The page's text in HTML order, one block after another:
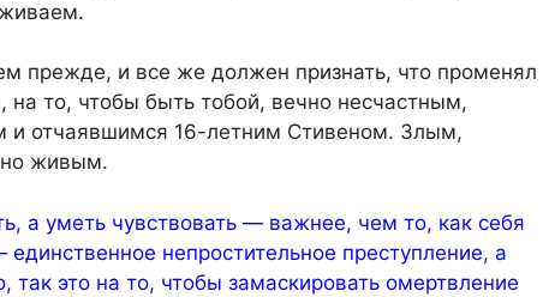
прежде, и все же должен признать, что променял
на то, чтобы быть тобой, вечно несчастным,
отчаявшимся 16-летним Стивеном. Злым,
но живым.
а уметь чувствовать — важнее, чем то, как себя
непростительное преступление, а
так это на то, чтобы замаскировать омертвление